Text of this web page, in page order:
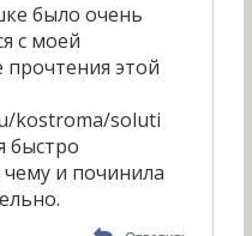
было очень
с моей
прочтения этой
kostroma/soluti
быстро
чему и починила